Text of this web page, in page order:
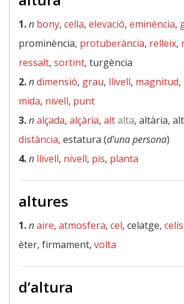
1.n bony, cella, elevació, eminència,
prominència, protuberància, relleix,
ressalt, sortint, turgència
2.ndimensió, grau, llivell, magnitud,
mida, nivell, punt
3.nalçada, alçària, altalta, altària,
distància, estatura (d’una persona)
4.n llivell, nivell, pis, planta
altures
1.naire, atmosfera, cel, celatge,
èter, firmament, volta
d’altura